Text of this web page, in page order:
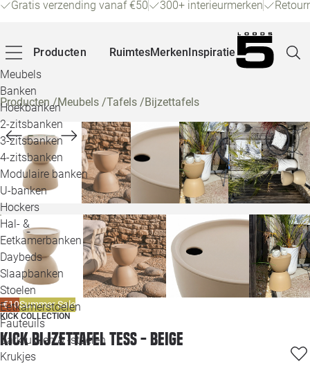
Gratis verzending vanaf €50 300+ interieurmerken
Producten
Meubels
Banken
Hoekbanken
2-zitsbanken
3-zitsbanken
4-zitsbanken
Modulaire banken
U-banken
Hockers
Hal- &
Eetkamerbanken
Daybeds
Slaapbanken
Stoelen
Eetkamerstoelen
Fauteuils
Barkrukken & -stoelen
Krukjes
RuimtesMerkenInspiratie
Producten/Meubels /Tafels /Bijzettafels
-€10Summer Sale
KICK COLLECTION
Kick bijzettafel Tess - beige